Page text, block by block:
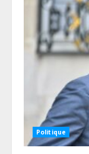
Politique